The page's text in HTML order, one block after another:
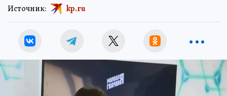
Источник: kp.ru